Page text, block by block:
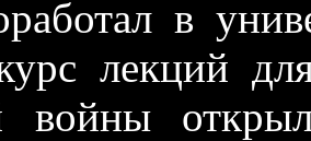
в
лекций
войны